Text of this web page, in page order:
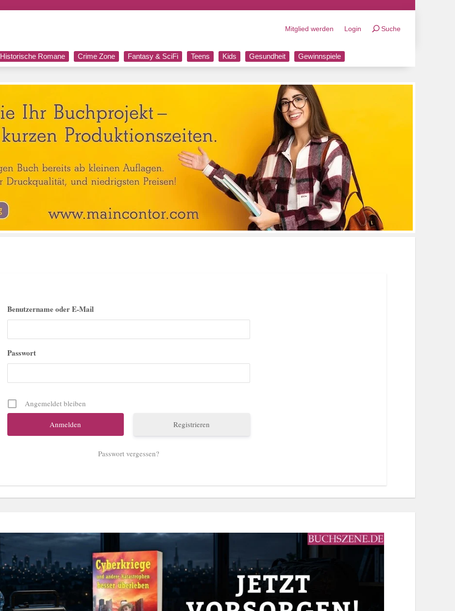
Mitglied werden Login Suche
Historische Romane Crime Zone Fantasy & SciFi Teens Kids Gesundheit Gewinnspiele
Benutzername oder E-Mail
Passwort
Angemeldet bleiben
Registrieren
Passwort vergessen?